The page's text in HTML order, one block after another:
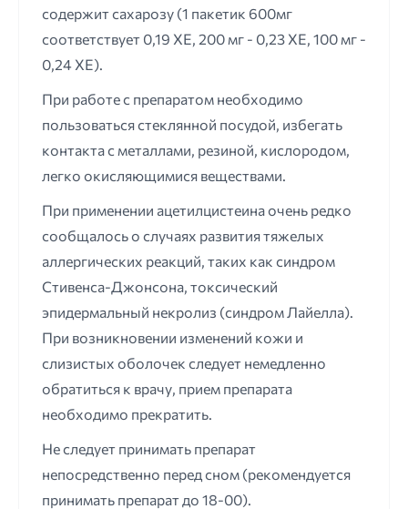
содержит сахарозу (1 пакетик 600мг
соответствует 0,19 ХЕ, 200 мг - 0,23 ХЕ, 100 мг -
0,24 ХЕ).
При работе с препаратом необходимо
пользоваться стеклянной посудой, избегать
контакта с металлами, резиной, кислородом,
легко окисляющимися веществами.
При применении ацетилцистеина очень редко
сообщалось о случаях развития тяжелых
аллергических реакций, таких как синдром
Стивенса-Джонсона, токсический
эпидермальный некролиз (синдром Лайелла).
При возникновении изменений кожи и
слизистых оболочек следует немедленно
обратиться к врачу, прием препарата
необходимо прекратить.
Не следует принимать препарат
непосредственно перед сном (рекомендуется
принимать препарат до 18-00).